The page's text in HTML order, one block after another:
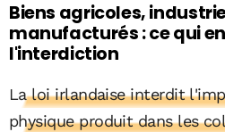
Biens agricoles,
manufacturés : ce qui
l'interdiction
La loi irlandaise interdit
physique produit dans les